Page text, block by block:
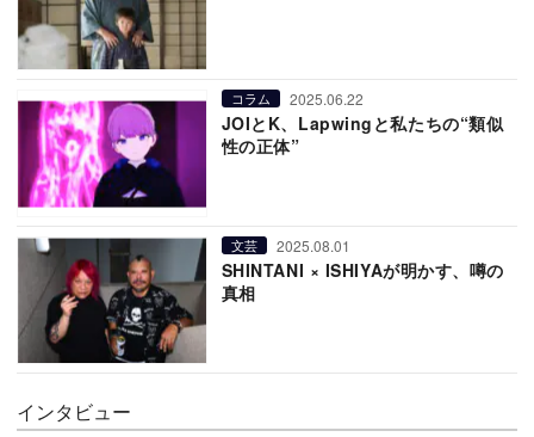
コラム 2025.06.22
JOIとK、Lapwingと私たちの“類似
性の正体”
文芸 2025.08.01
SHINTANI × ISHIYAが明かす、噂の
真相
インタビュー